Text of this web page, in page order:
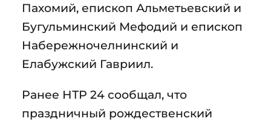
Пахомий, епископ Альметьевский и
Бугульминский Мефодий и епископ
Набережночелнинский и
Елабужский Гавриил.
Ранее НТР 24 сообщал, что
праздничный рождественский